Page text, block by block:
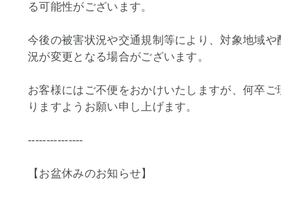
る可能性がございます。
今後の被害状況や交通規制等により、対象地域や
況が変更となる場合がございます。
お客様にはご不便をおかけいたしますが、何卒ご
りますようお願い申し上げます。
---------------
【お盆休みのお知らせ】